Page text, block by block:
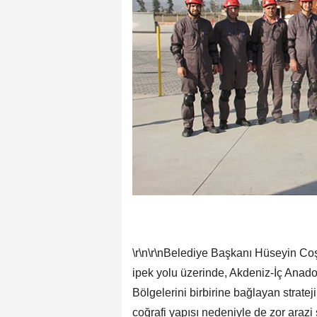
\r\n\r\nBelediye Başkanı Hüseyin
ipek yolu üzerinde, Akdeniz-İç
Bölgelerini birbirine bağlayan
coğrafi yapısı nedeniyle de zor